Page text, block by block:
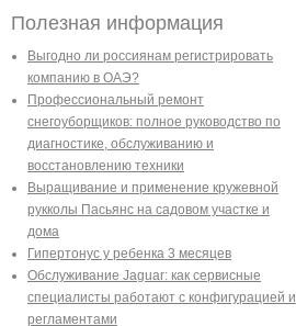
Полезная информация
Выгодно ли россиянам регистрировать
компанию в ОАЭ?
Профессиональный ремонт
снегоуборщиков: полное руководство по
диагностике, обслуживанию и
восстановлению техники
Выращивание и применение кружевной
рукколы Пасьянс на садовом участке и
дома
Гипертонус у ребенка 3 месяцев
Обслуживание Jaguar: как сервисные
специалисты работают с конфигурацией и
регламентами